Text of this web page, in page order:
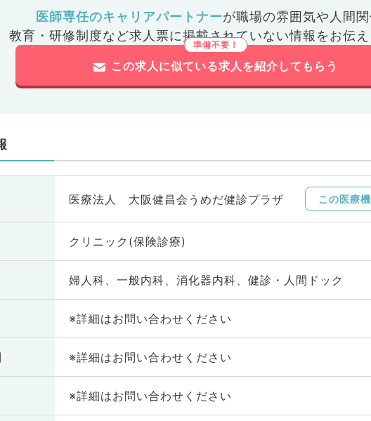
医師専任のキャリアパートナーが職場の雰囲気や人間関
教育・研修制度など求人票に掲載されていない情報をお伝え
この求人に似ている求人を紹介してもらう
医療法人 大阪健昌会うめだ健診プラザ この医療
クリニック(保険診療)
婦人科、一般内科、消化器内科、健診・人間ドック
※詳細はお問い合わせください
※詳細はお問い合わせください
※詳細はお問い合わせください